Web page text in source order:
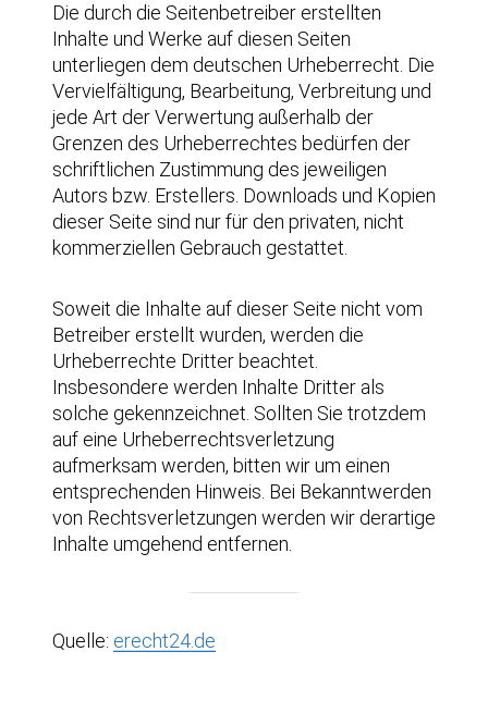
Die durch die Seitenbetreiber erstellten
Inhalte und Werke auf diesen Seiten
unterliegen dem deutschen Urheberrecht. Die
Vervielfältigung, Bearbeitung, Verbreitung und
jede Art der Verwertung außerhalb der
Grenzen des Urheberrechtes bedürfen der
schriftlichen Zustimmung des jeweiligen
Autors bzw. Erstellers. Downloads und Kopien
dieser Seite sind nur für den privaten, nicht
kommerziellen Gebrauch gestattet.
Soweit die Inhalte auf dieser Seite nicht vom
Betreiber erstellt wurden, werden die
Urheberrechte Dritter beachtet.
Insbesondere werden Inhalte Dritter als
solche gekennzeichnet. Sollten Sie trotzdem
auf eine Urheberrechtsverletzung
aufmerksam werden, bitten wir um einen
entsprechenden Hinweis. Bei Bekanntwerden
von Rechtsverletzungen werden wir derartige
Inhalte umgehend entfernen.
Quelle: erecht24.de